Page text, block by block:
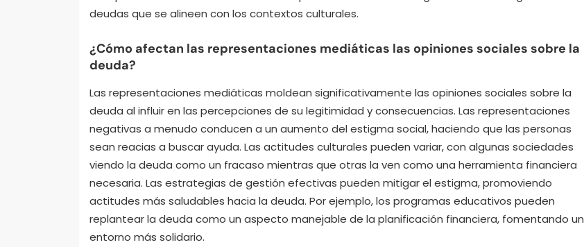
deudas que se alineen con los contextos culturales.
¿Cómo afectan las representaciones mediáticas las opiniones sociales sobre la
deuda?
Las representaciones mediáticas moldean significativamente las opiniones sociales sobre la
deuda al influir en las percepciones de su legitimidad y consecuencias. Las representaciones
negativas a menudo conducen a un aumento del estigma social, haciendo que las personas
sean reacias a buscar ayuda. Las actitudes culturales pueden variar, con algunas sociedades
viendo la deuda como un fracaso mientras que otras la ven como una herramienta financiera
necesaria. Las estrategias de gestión efectivas pueden mitigar el estigma, promoviendo
actitudes más saludables hacia la deuda. Por ejemplo, los programas educativos pueden
replantear la deuda como un aspecto manejable de la planificación financiera, fomentando un
entorno más solidario.